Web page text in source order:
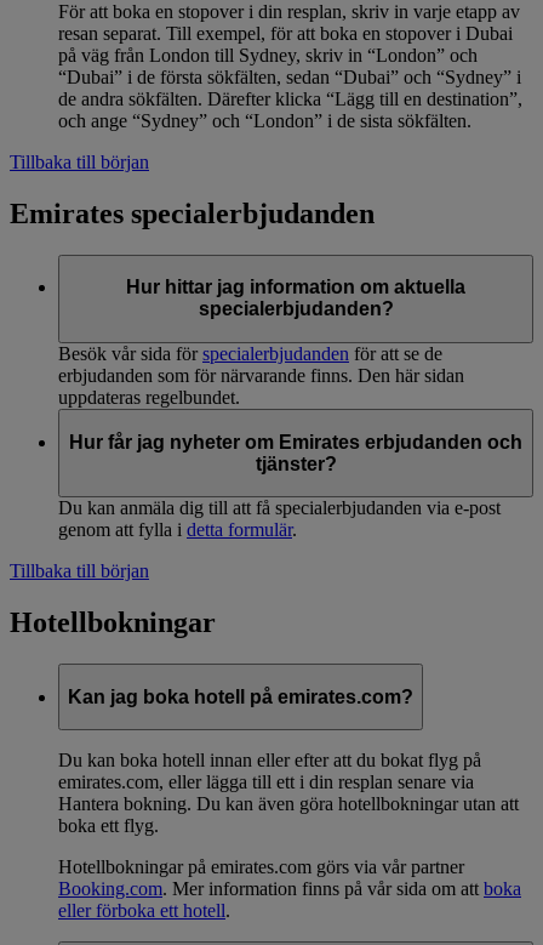
För att boka en stopover i din resplan, skriv in varje etapp av
resan separat. Till exempel, för att boka en stopover i Dubai
på väg från London till Sydney, skriv in “London” och
“Dubai” i de första sökfälten, sedan “Dubai” och “Sydney” i
de andra sökfälten. Därefter klicka “Lägg till en destination”,
och ange “Sydney” och “London” i de sista sökfälten.
Tillbaka till början
Emirates specialerbjudanden
Hur hittar jag information om aktuella
specialerbjudanden?
Besök vår sida förspecialerbjudanden för att se de
erbjudanden som för närvarande finns. Den här sidan
uppdateras regelbundet.
Hur får jag nyheter om Emirates erbjudanden och
tjänster?
Du kan anmäla dig till att få specialerbjudanden via e-post
genom att fylla i detta formulär.
Tillbaka till början
Hotellbokningar
Kan jag boka hotell på emirates.com?
Du kan boka hotell innan eller efter att du bokat flyg på
emirates.com, eller lägga till ett i din resplan senare via
Hantera bokning. Du kan även göra hotellbokningar utan att
boka ett flyg.
Hotellbokningar på emirates.com görs via vår partner
Booking.com. Mer information finns på vår sida om att boka
eller förboka ett hotell.